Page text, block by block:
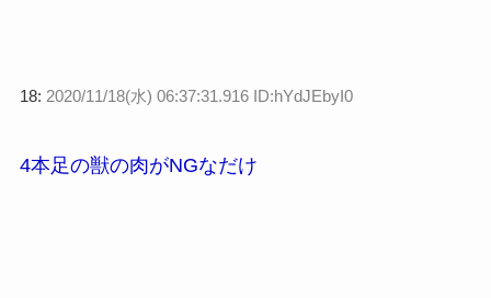
18: 2020/11/18(水) 06:37:31.916 ID:hYdJEbyI0
4本足の獣の肉がNGなだけ